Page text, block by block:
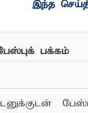
பக்கம்